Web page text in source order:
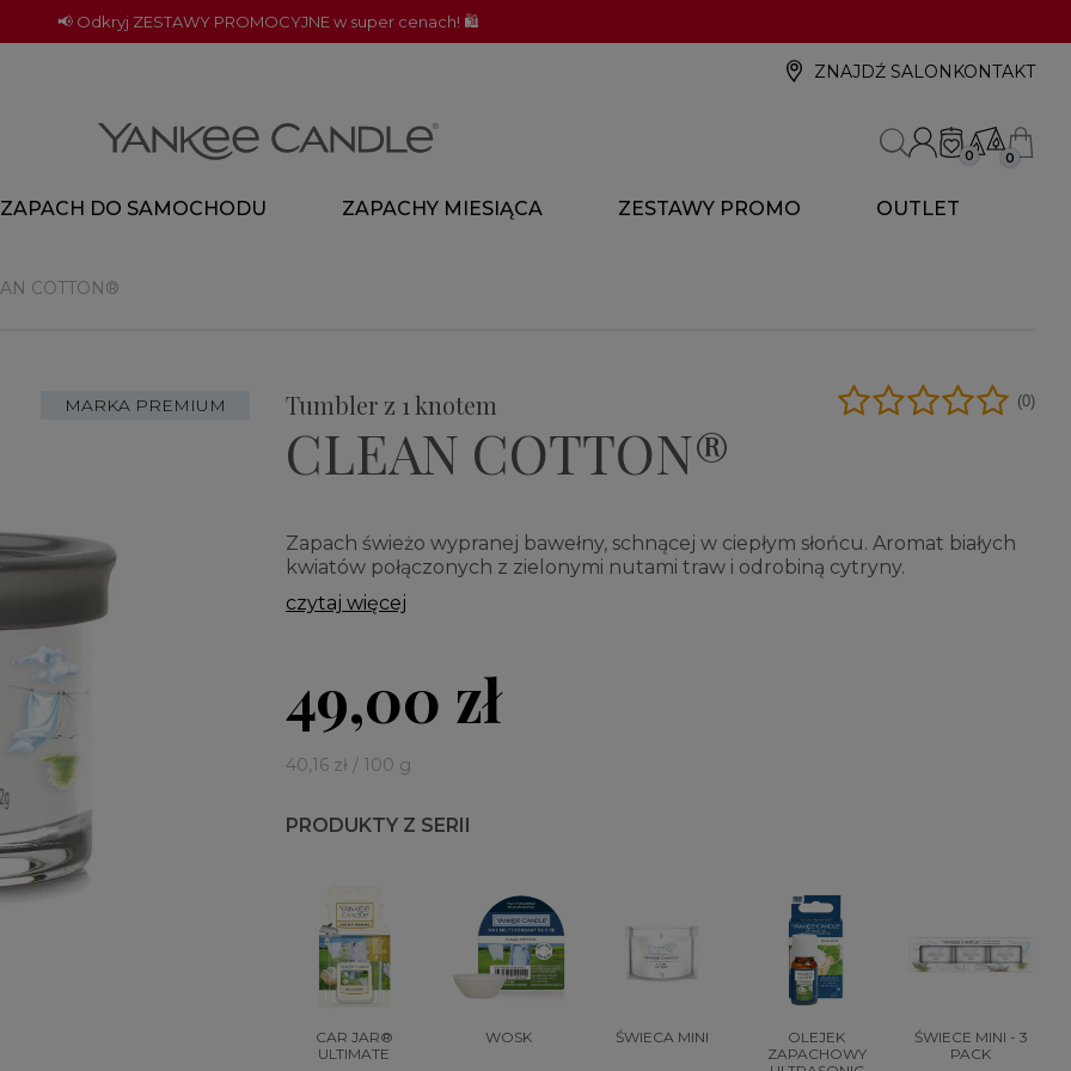
📢 Odkryj ZESTAWY PROMOCYJNE w super cenach! 🛍️
ZNAJDŹ SALON KONTAKT
0 0
ZAPACH DO SAMOCHODU ZAPACHY MIESIĄCA ZESTAWY PROMO OUTLET
COTTON®
MARKA PREMIUM Tumbler z 1 knotem
CLEAN COTTON®
(0)
Zapach świeżo wypranej bawełny, schnącej w ciepłym słońcu. Aromat białych
kwiatów połączonych z zielonymi nutami traw i odrobiną cytryny.
czytaj więcej
49,00 zł
40,16 zł / 100 g
PRODUKTY Z SERII
CAR JAR®
ULTIMATE
WOSK ŚWIECA MINI
OLEJEK
ZAPACHOWY
ŚWIECE MINI - 3
PACK